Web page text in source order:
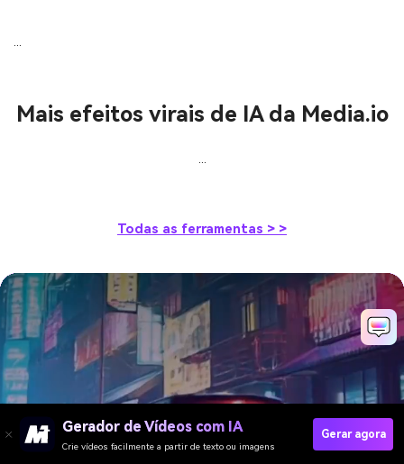
Mais efeitos virais de IA da Media.io
...
Todas as ferramentas > >
Transforme qualquer selfie
em uma foto devocional de
Gemini Chhath Puja
Gerador de Vídeos com IA
Crie vídeos facilmente a partir de texto ou imagens
Gerar agora